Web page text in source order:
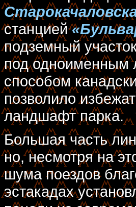
станцией
подземный
под одноименным
способом
позволило
ландшафт парка.
Большая часть
но, несмотря на
шума поездов
эстакадах